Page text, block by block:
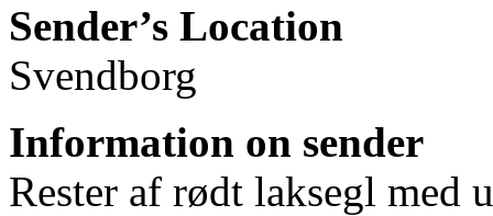
Sender’s Location
Svendborg
Information on sender
Rester af rødt laksegl med